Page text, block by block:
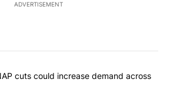
ADVERTISEMENT
the most commented articles in the last
"Federal SNAP cuts could increase
cuts could increase demand across